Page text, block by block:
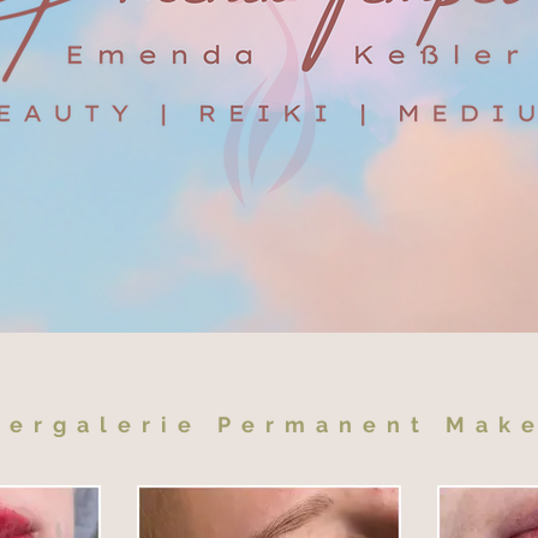
Permanent